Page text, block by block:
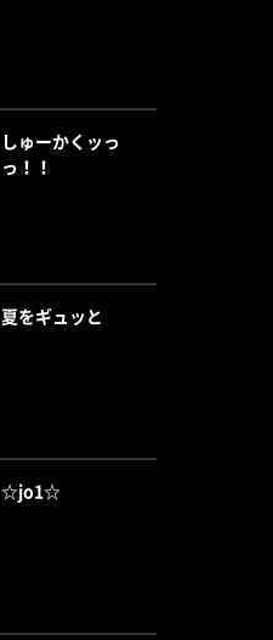
しゅーかくッっ
っ！！
夏をギュッと
☆jo1☆